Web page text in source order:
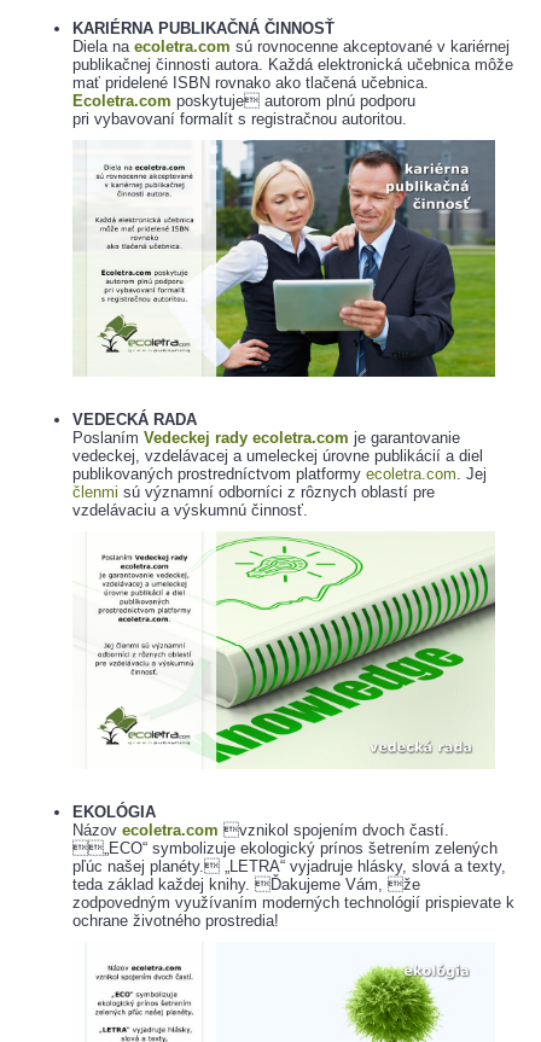
KARIÉRNA PUBLIKAČNÁ ČINNOSŤ
Diela na ecoletra.com sú rovnocenne akceptované v kariérnej
publikačnej činnosti autora. Každá elektronická učebnica môže
mať pridelené ISBN rovnako ako tlačená učebnica.
Ecoletra.com poskytuje autorom plnú podporu
pri vybavovaní formalít s registračnou autoritou.
VEDECKÁ RADA
Poslaním Vedeckej rady ecoletra.com je garantovanie
vedeckej, vzdelávacej a umeleckej úrovne publikácií a diel
publikovaných prostredníctvom platformy ecoletra.com. Jej
členmi sú významní odborníci z rôznych oblastí pre
vzdelávaciu a výskumnú činnosť.
EKOLÓGIA
Názov ecoletra.com vznikol spojením dvoch častí.
„ECO“ symbolizuje ekologický prínos šetrením zelených
pľúc našej planéty. „LETRA“ vyjadruje hlásky, slová a texty,
teda základ každej knihy. Ďakujeme Vám, že
zodpovedným využívaním moderných technológií prispievate k
ochrane životného prostredia!